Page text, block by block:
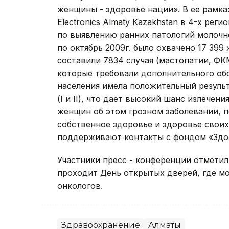
женщины - здоровье нации». В ее
Electronics Almaty Kazakhstan в 4-х
по выявлению ранних патологий
по октябрь 2009г. было охвачено 17
составили 7834 случая (мастопатии,
которые требовали дополнительного
населения имела положительный
(I и II), что дает высокий шанс
женщин об этом грозном заболевании,
собственное здоровье и здоровье
поддерживают контакты с фондом
Участники пресс - конференции
проходит День открытых дверей, где
онкологов.
Здравоохранение Алматы